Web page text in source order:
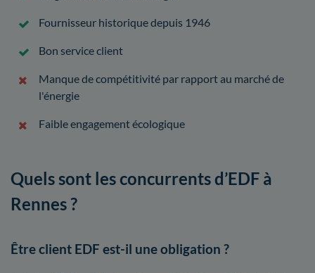
Fournisseur historique depuis 1946
Bon service client
Manque de compétitivité par rapport au marché de
l'énergie
Faible engagement écologique
Quels sont les concurrents d’EDF à
Rennes ?
Être client EDF est-il une obligation ?